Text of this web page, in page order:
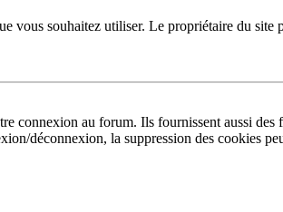
souhaitez utiliser. Le propriétaire du site
au forum. Ils fournissent aussi des
déconnexion, la suppression des cookies